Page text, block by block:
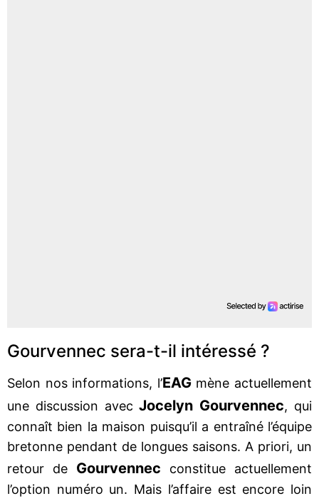
Gourvennec sera-t-il intéressé ?
Selon nos informations, l’EAGmène actuellement
une discussion avec Jocelyn Gourvennec, qui
connaît bien la maison puisqu’il a entraîné l’équipe
bretonne pendant de longues saisons. A priori, un
retour de Gourvennec constitue actuellement
l’option numéro un. Mais l’affaire est encore loin